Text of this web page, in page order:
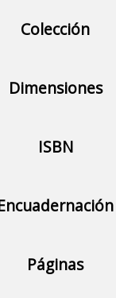
Colección
Dimensiones
ISBN
Páginas